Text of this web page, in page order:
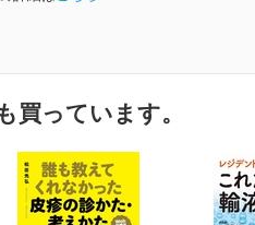
買っています。